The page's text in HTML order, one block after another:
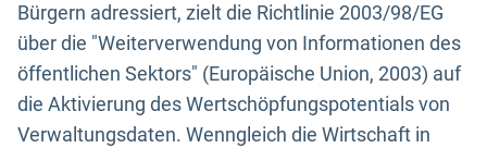
Bürgern adressiert, zielt die Richtlinie 2003/98/EG
über die "Weiterverwendung von Informationen des
öffentlichen Sektors" (Europäische Union, 2003) auf
die Aktivierung des Wertschöpfungspotentials von
Verwaltungsdaten. Wenngleich die Wirtschaft in